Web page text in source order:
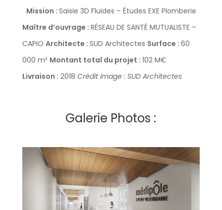
Mission : Saisie 3D Fluides – Études EXE Plomberie
Maître d’ouvrage : RÉSEAU DE SANTÉ MUTUALISTE –
CAPIO Architecte : SUD Architectes Surface : 60
000 m² Montant total du projet : 102 M€
Livraison : 2018 Crédit image : SUD Architectes
Galerie Photos :